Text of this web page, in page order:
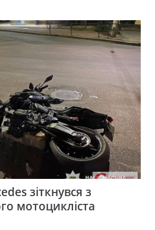
зіткнувся з
мотоцикліста